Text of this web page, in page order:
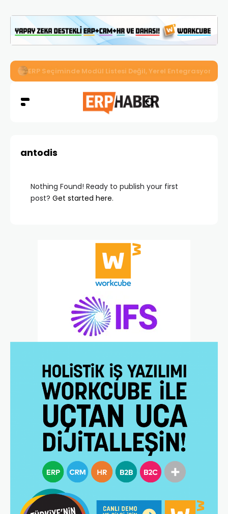
İkizler Aydınlatma, Workcube ERP ile Üretim, Satış ve
antodis
Nothing Found! Ready to publish your first
post? Get started here.